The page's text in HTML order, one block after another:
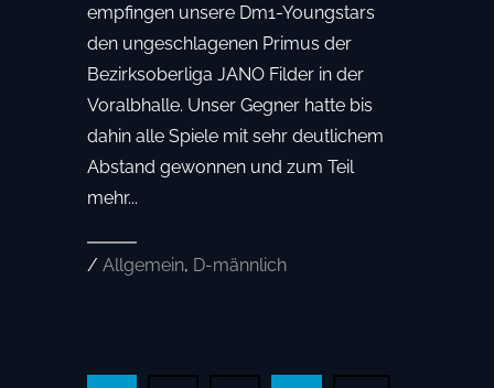
empfingen unsere Dm1-Youngstars
den ungeschlagenen Primus der
Bezirksoberliga JANO Filder in der
Voralbhalle. Unser Gegner hatte bis
dahin alle Spiele mit sehr deutlichem
Abstand gewonnen und zum Teil
mehr...
/ Allgemein, D-männlich